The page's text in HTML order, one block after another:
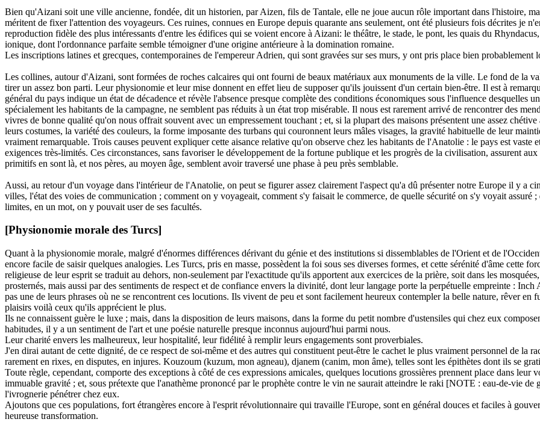
Bien qu'Aizani soit une ville ancienne, fondée, dit un historien, par Aizen, fils de Tantale, elle ne joue aucun rôle important dans l'histoire,
méritent de fixer l'attention des voyageurs. Ces ruines, connues en Europe depuis quarante ans seulement, ont été plusieurs fois décrites je
reproduction fidèle des plus intéressants d'entre les édifices qui se voient encore à Aizani: le théâtre, le stade, le pont, les quais du
ionique, dont l'ordonnance parfaite semble témoigner d'une origine antérieure à la domination romaine.
Les inscriptions latines et grecques, contemporaines de l'empereur Adrien, qui sont gravées sur ses murs, y ont pris place bien probablement
Les collines, autour d'Aizani, sont formées de roches calcaires qui ont fourni de beaux matériaux aux monuments de la ville. Le fond de la
tirer un assez bon parti. Leur physionomie et leur mise donnent en effet lieu de supposer qu'ils jouissent d'un certain bien-être. Il est à
général du pays indique un état de décadence et révèle l'absence presque complète des conditions économiques sous l'influence desquelles
spécialement les habitants de la campagne, ne semblent pas réduits à un état trop misérable. Il nous est rarement arrivé de rencontrer des
vivres de bonne qualité qu'on nous offrait souvent avec un empressement touchant ; et, si la plupart des maisons présentent une assez
leurs costumes, la variété des couleurs, la forme imposante des turbans qui couronnent leurs mâles visages, la gravité habituelle de leur
vraiment remarquable. Trois causes peuvent expliquer cette aisance relative qu'on observe chez les habitants de l'Anatolie : le pays est vaste
exigences très-limités. Ces circonstances, sans favoriser le développement de la fortune publique et les progrès de la civilisation, assurent
primitifs en sont là, et nos pères, au moyen âge, semblent avoir traversé une phase à peu près semblable.
Aussi, au retour d'un voyage dans l'intérieur de l'Anatolie, on peut se figurer assez clairement l'aspect qu'a dû présenter notre Europe il y a
villes, l'état des voies de communication ; comment on y voyageait, comment s'y faisait le commerce, de quelle sécurité on s'y voyait assuré
limites, en un mot, on y pouvait user de ses facultés.
[Physionomie morale des Turcs]
Quant à la physionomie morale, malgré d'énormes différences dérivant du génie et des institutions si dissemblables de l'Orient et de
encore facile de saisir quelques analogies. Les Turcs, pris en masse, possèdent la foi sous ses diverses formes, et cette sérénité d'âme cette
religieuse de leur esprit se traduit au dehors, non-seulement par l'exactitude qu'ils apportent aux exercices de la prière, soit dans les
prosternés, mais aussi par des sentiments de respect et de confiance envers la divinité, dont leur langage porte la perpétuelle empreinte :
pas une de leurs phrases où ne se rencontrent ces locutions. Ils vivent de peu et sont facilement heureux contempler la belle nature, rêver
plaisirs voilà ceux qu'ils apprécient le plus.
Ils ne connaissent guère le luxe ; mais, dans la disposition de leurs maisons, dans la forme du petit nombre d'ustensiles qui chez eux
habitudes, il y a un sentiment de l'art et une poésie naturelle presque inconnus aujourd'hui parmi nous.
Leur charité envers les malheureux, leur hospitalité, leur fidélité à remplir leurs engagements sont proverbiales.
J'en dirai autant de cette dignité, de ce respect de soi-même et des autres qui constituent peut-être le cachet le plus vraiment personnel de la
rarement en rixes, en disputes, en injures. Kouzoum (kuzum, mon agneau), djanem (canim, mon âme), telles sont les épithètes dont ils se
Toute règle, cependant, comporte des exceptions à côté de ces expressions amicales, quelques locutions grossières prennent place dans leur
immuable gravité ; et, sous prétexte que l'anathème prononcé par le prophète contre le vin ne saurait atteindre le raki [NOTE : eau-de-vie de
l'ivrognerie pénétrer chez eux.
Ajoutons que ces populations, fort étrangères encore à l'esprit révolutionnaire qui travaille l'Europe, sont en général douces et faciles à
heureuse transformation.